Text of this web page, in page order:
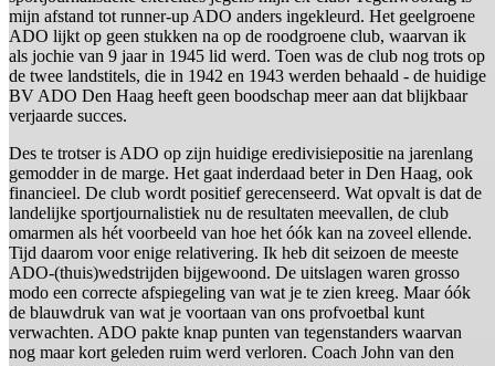
mijn afstand tot runner-up ADO anders ingekleurd. Het geelgroene
ADO lijkt op geen stukken na op de roodgroene club, waarvan ik
als jochie van 9 jaar in 1945 lid werd. Toen was de club nog trots op
de twee landstitels, die in 1942 en 1943 werden behaald - de huidige
BV ADO Den Haag heeft geen boodschap meer aan dat blijkbaar
verjaarde succes.
Des te trotser is ADO op zijn huidige eredivisiepositie na jarenlang
gemodder in de marge. Het gaat inderdaad beter in Den Haag, ook
financieel. De club wordt positief gerecenseerd. Wat opvalt is dat de
landelijke sportjournalistiek nu de resultaten meevallen, de club
omarmen als hét voorbeeld van hoe het óók kan na zoveel ellende.
Tijd daarom voor enige relativering. Ik heb dit seizoen de meeste
ADO-(thuis)wedstrijden bijgewoond. De uitslagen waren grosso
modo een correcte afspiegeling van wat je te zien kreeg. Maar óók
de blauwdruk van wat je voortaan van ons profvoetbal kunt
verwachten. ADO pakte knap punten van tegenstanders waarvan
nog maar kort geleden ruim werd verloren. Coach John van den